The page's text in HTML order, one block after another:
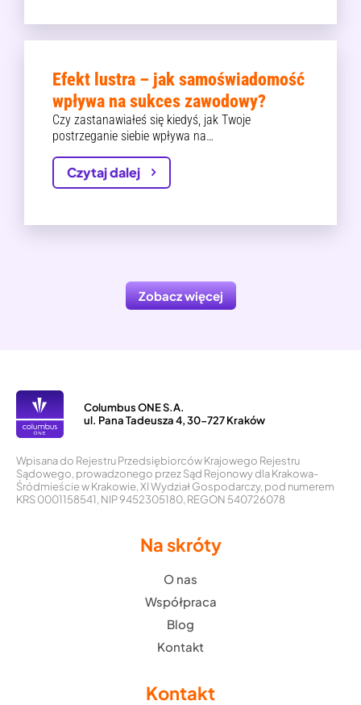
Efekt lustra – jak samoświadomość
wpływa na sukces zawodowy?
Czy zastanawiałeś się kiedyś, jak Twoje
postrzeganie siebie wpływa na…
Czytaj dalej
Zobacz więcej
Columbus ONE S.A.
ul. Pana Tadeusza 4, 30-727 Kraków
Wpisana do Rejestru Przedsiębiorców Krajowego Rejestru
Sądowego, prowadzonego przez Sąd Rejonowy dla Krakowa-
Śródmieście w Krakowie, XI Wydział Gospodarczy, pod numerem
KRS 0001158541, NIP 9452305180, REGON 540726078
Na skróty
O nas
Współpraca
Blog
Kontakt
Kontakt